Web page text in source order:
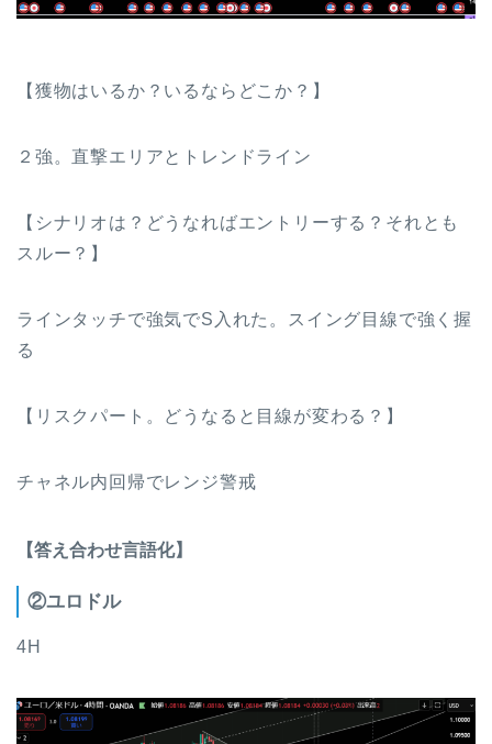
【獲物はいるか？いるならどこか？】
２強。直撃エリアとトレンドライン
【シナリオは？どうなればエントリーする？それとも
スルー？】
ラインタッチで強気でS入れた。スイング目線で強く握
る
【リスクパート。どうなると目線が変わる？】
チャネル内回帰でレンジ警戒
【答え合わせ言語化】
②ユロドル
4H